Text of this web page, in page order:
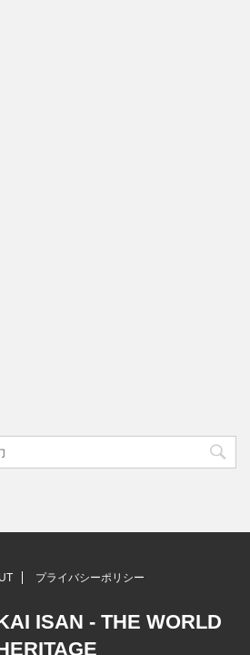
プライバシーポリシー
ISAN - THE WORLD